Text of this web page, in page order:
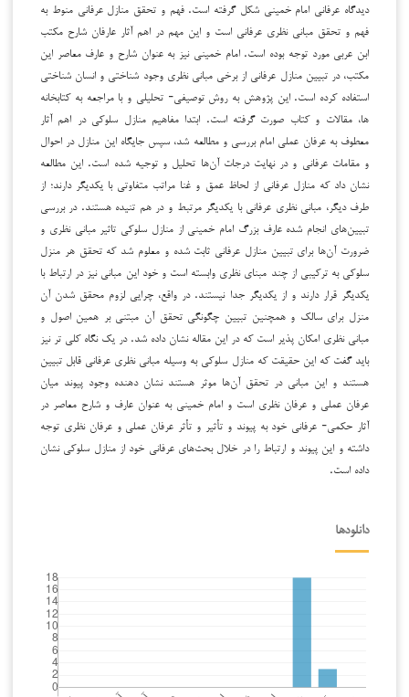
دیدگاه عرفانی امام خمینی شکل گرفته است. فهم و تحقق منازل عرفانی منوط به
فهم و تحقق مبانی نظری عرفانی است و این مهم در اهم آثار عارفان شارح مکتب
ابن عربی مورد توجه بوده است. امام خمینی نیز به عنوان شارح و عارف معاصر این
مکتب، در تبیین منازل عرفانی از برخی مبانی نظری وجود شناختی و انسان شناختی
استفاده کرده است. این پژوهش به روش توصیفی- تحلیلی و با مراجعه به کتابخانه
ها، مقالات و کتاب صورت گرفته است. ابتدا مفاهیم منازل سلوکی در اهم آثار
معطوف به عرفان عملی امام بررسی و مطالعه شد، سپس جایگاه این منازل در احوال
و مقامات عرفانی و در نهایت درجات آن‌ها تحلیل و توجیه شده است. این مطالعه
نشان داد که منازل عرفانی از لحاظ عمق و غنا مراتب متفاوتی با یکدیگر دارند؛ از
طرف دیگر، مبانی نظری عرفانی با یکدیگر مرتبط و در هم تنیده هستند. در بررسی
تبیین‌های انجام شده عارف بزرگ امام خمینی از منازل سلوکی تاثیر مبانی نظری و
ضرورت آن‌ها برای تبیین منازل عرفانی ثابت شده و معلوم شد که تحقق هر منزل
سلوکی به ترکیبی از چند مبنای نظری وابسته است و خود این مبانی نیز در ارتباط با
یکدیگر قرار دارند و از یکدیگر جدا نیستند. در واقع، چرایی لزوم محقق شدن آن
منزل برای سالک و همچنین تبیین چگونگی تحقق آن مبتنی بر همین اصول و
مبانی نظری امکان پذیر است که در این مقاله نشان داده شد. در یک نگاه کلی تر نیز
باید گفت که این حقیقت که منازل سلوکی به وسیله مبانی نظری عرفانی قابل تبیین
هستند و این مبانی در تحقق آن‌ها موثر هستند نشان دهنده وجود پیوند میان
عرفان عملی و عرفان نظری است و امام خمینی به عنوان عارف و شارح معاصر در
آثار حکمی- عرفانی خود به پیوند و تأثیر و تأثر عرفان عملی و عرفان نظری توجه
داشته و این پیوند و ارتباط را در خلال بحث‌های عرفانی خود از منازل سلوکی نشان
داده است.
دانلودها